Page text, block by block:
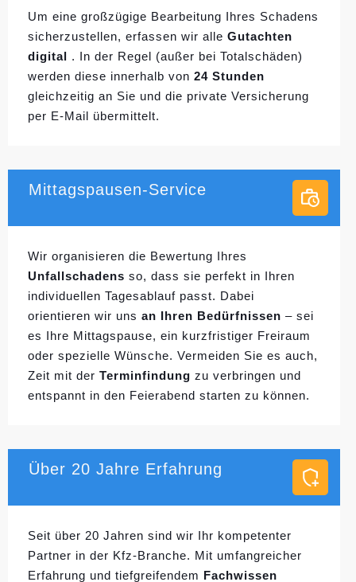
Um eine großzügige Bearbeitung Ihres Schadens
sicherzustellen, erfassen wir alle Gutachten
digital . In der Regel (außer bei Totalschäden)
werden diese innerhalb von 24 Stunden
gleichzeitig an Sie und die private Versicherung
per E-Mail übermittelt.
Mittagspausen-Service
Wir organisieren die Bewertung Ihres
Unfallschadens so, dass sie perfekt in Ihren
individuellen Tagesablauf passt. Dabei
orientieren wir uns an Ihren Bedürfnissen – sei
es Ihre Mittagspause, ein kurzfristiger Freiraum
oder spezielle Wünsche. Vermeiden Sie es auch,
Zeit mit der Terminfindung zu verbringen und
entspannt in den Feierabend starten zu können.
Über 20 Jahre Erfahrung
Seit über 20 Jahren sind wir Ihr kompetenter
Partner in der Kfz-Branche. Mit umfangreicher
Erfahrung und tiefgreifendem Fachwissen